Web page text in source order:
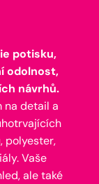
potisku,
odolnost,
návrhů.
na detail a
polyester,
Vaše
ale také